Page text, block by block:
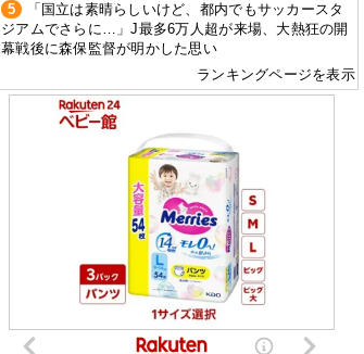
5
「国立は素晴らしいけど、都内でもサッカースタ
ジアムでさらに…」J最多6万人超が来場、大熱狂の開
幕戦後に森保監督が明かした思い
ランキングページを表示